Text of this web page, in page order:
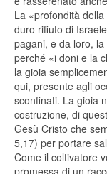
La «profondità
duro rifiuto di
pagani, e da loro,
perché «i doni e la
la gioia
qui, presente agli
sconfinati. La gioia
costruzione, di
Gesù Cristo che
5,17) per portare
Come il coltivatore
promessa di un